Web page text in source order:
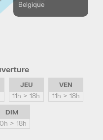
Belgique
JEU
11h > 18h
VEN
11h > 18h
DIM
> 18h